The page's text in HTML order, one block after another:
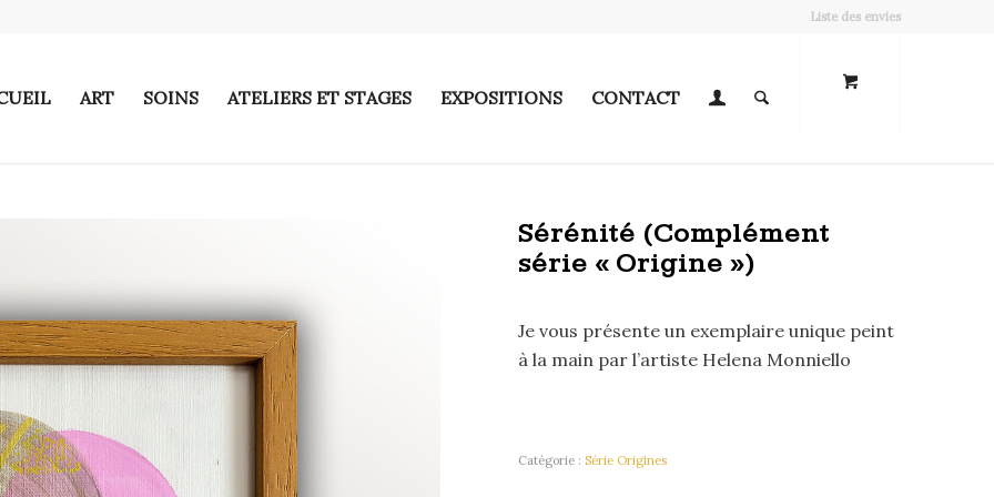
Liste des envies
ART SOINS ATELIERS ET STAGES EXPOSITIONS CONTACT
Sérénité (Complément
série « Origine »)
Je vous présente un exemplaire unique peint
à la main par l’artiste Helena Monniello
Catégorie :Série Origines